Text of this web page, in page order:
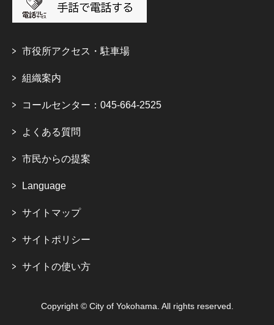
市役所アクセス・駐車場
組織案内
コールセンター：045-664-2525
よくある質問
市民からの提案
Language
サイトマップ
サイトポリシー
サイトの使い方
Copyright © City of Yokohama. All rights reserved.